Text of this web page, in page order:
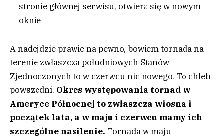
stronie głównej serwisu, otwiera się w nowym
oknie
A nadejdzie prawie na pewno, bowiem tornada na
terenie zwłaszcza południowych Stanów
Zjednoczonych to w czerwcu nic nowego. To chleb
powszedni. Okres występowania tornad w
Ameryce Północnej to zwłaszcza wiosna i
początek lata, a w maju i czerwcu mamy ich
szczególne nasilenie. Tornada w maju